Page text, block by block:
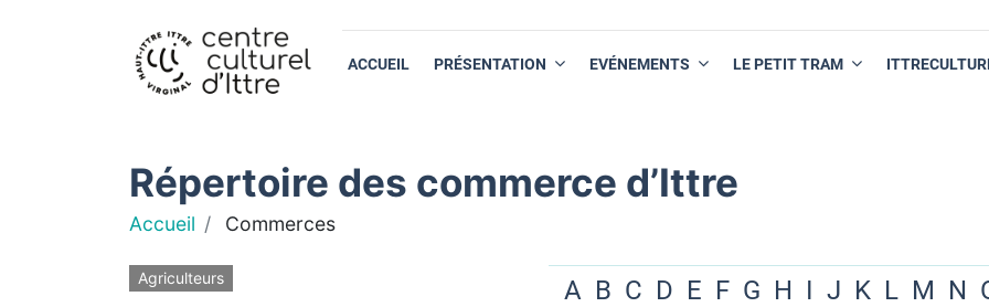
ACCUEIL PRÉSENTATION EVÉNEMENTS LE PETIT TRAM
Répertoire des commerce d’Ittre
Accueil Commerces
Agriculteurs A B C D E F G H I J K L M N